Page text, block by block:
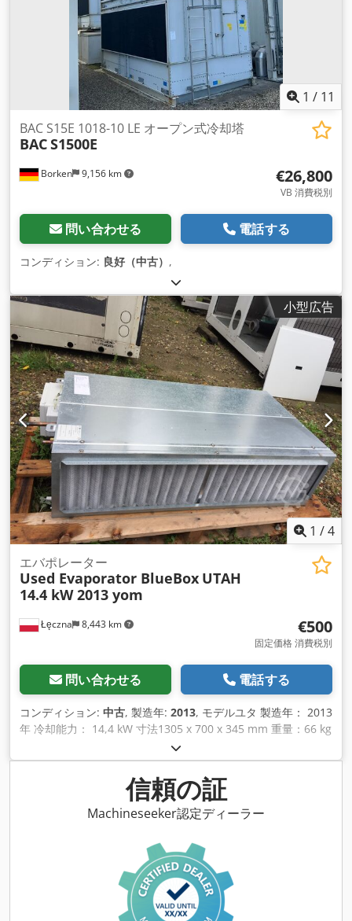
1 / 11
Borken 9,156 km
BAC S15E 1018-10 LE オープン式冷却塔
BACS1500E
€26,800
VB 消費税別
問い合わせる 電話する
コンディション: 良好（中古） ,
小型広告
1 /4
Łęczna 8,443 km
エバポレーター
Used Evaporator BlueBox UTAH
14.4 kW 2013 yom
€500
固定価格 消費税別
問い合わせる 電話する
コンディション: 中古, 製造年: 2013, モデルユタ 製造年： 2013
年 冷却能力： 14,4 kW 寸法1305 x 700 x 345 mm 重量：66 kg
信頼の証
Machineseeker認定ディーラー